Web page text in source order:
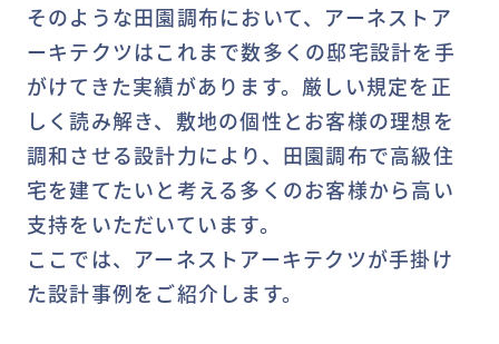
そのような田園調布において、アーネストア
ーキテクツはこれまで数多くの邸宅設計を手
がけてきた実績があります。厳しい規定を正
しく読み解き、敷地の個性とお客様の理想を
調和させる設計力により、田園調布で高級住
宅を建てたいと考える多くのお客様から高い
支持をいただいています。
ここでは、アーネストアーキテクツが手掛け
た設計事例をご紹介します。